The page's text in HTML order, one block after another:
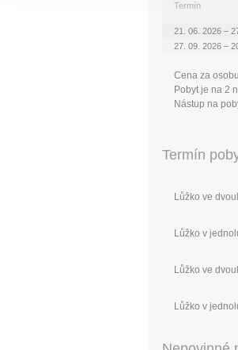
Termín
21. 06. 2026 –
27. 09. 2026 –
Cena za
Pobyt je na 2
Nástup na
Termín
Lůžko ve
Lůžko v
Lůžko ve
Lůžko v